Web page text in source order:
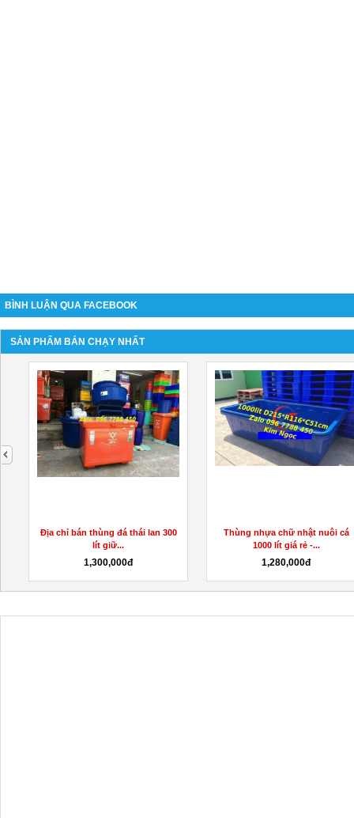
BÌNH LUẬN QUA FACEBOOK
SẢN PHẨM BÁN CHẠY NHẤT
Địa chỉ bán thùng đá thái lan 300
lít giữ...
1,300,000đ
Thùng nhựa chữ nhật nuôi cá
1000 lít giá rẻ -...
1,280,000đ
next